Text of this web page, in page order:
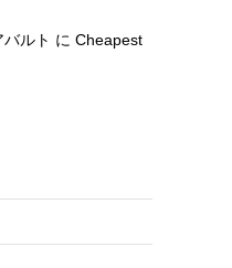
ルト に Cheapest